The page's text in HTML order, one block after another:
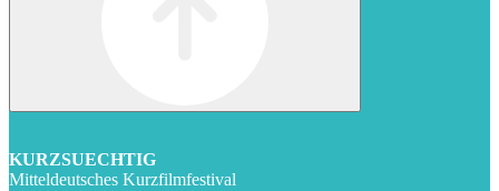
KURZSUECHTIG
Mitteldeutsches Kurzfilmfestival